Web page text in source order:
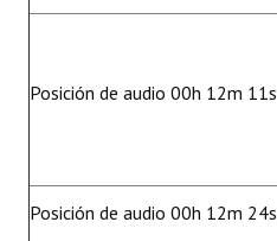
Posición de audio 00h 12m 11s
Posición de audio 00h 12m 24s